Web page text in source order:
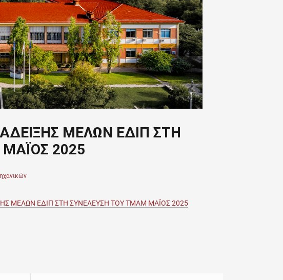
ΜΕΛΩΝ ΕΔΙΠ ΣΤΗ
2025
ΜΕΛΩΝ ΕΔΙΠ ΣΤΗ ΣΥΝΕΛΕΥΣΗ ΤΟΥ ΤΜΑΜ ΜΑΪΟΣ 2025